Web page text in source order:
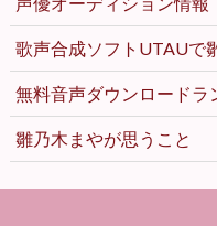
歌声合成ソフトUTAUで
無料音声ダウンロードラ
雛乃木まやが思うこと